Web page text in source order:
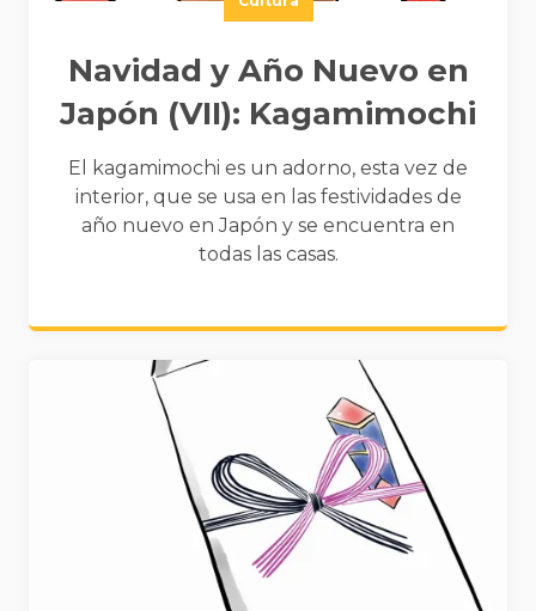
Navidad y Año Nuevo en
Japón (VII): Kagamimochi
El kagamimochi es un adorno, esta vez de
interior, que se usa en las festividades de
año nuevo en Japón y se encuentra en
todas las casas.